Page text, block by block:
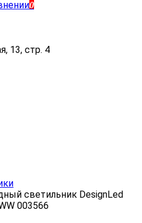
0
13, стр. 4
светильник DesignLed
003566